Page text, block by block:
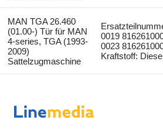
MAN TGA 26.460
(01.00-) Tür für MAN
4-series, TGA (1993-
2009)
Sattelzugmaschine
0019
0023
Kraftstoff: